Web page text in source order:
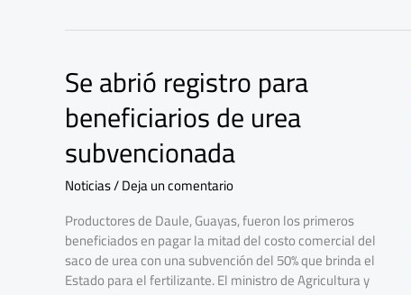
Se abrió registro para
beneficiarios de urea
subvencionada
Noticias/Deja un comentario
Productores de Daule, Guayas, fueron los primeros
beneficiados en pagar la mitad del costo comercial del
saco de urea con una subvención del 50% que brinda el
Estado para el fertilizante. El ministro de Agricultura y
Se
abrió
registro
para
beneficiarios
de
urea
subvencionada